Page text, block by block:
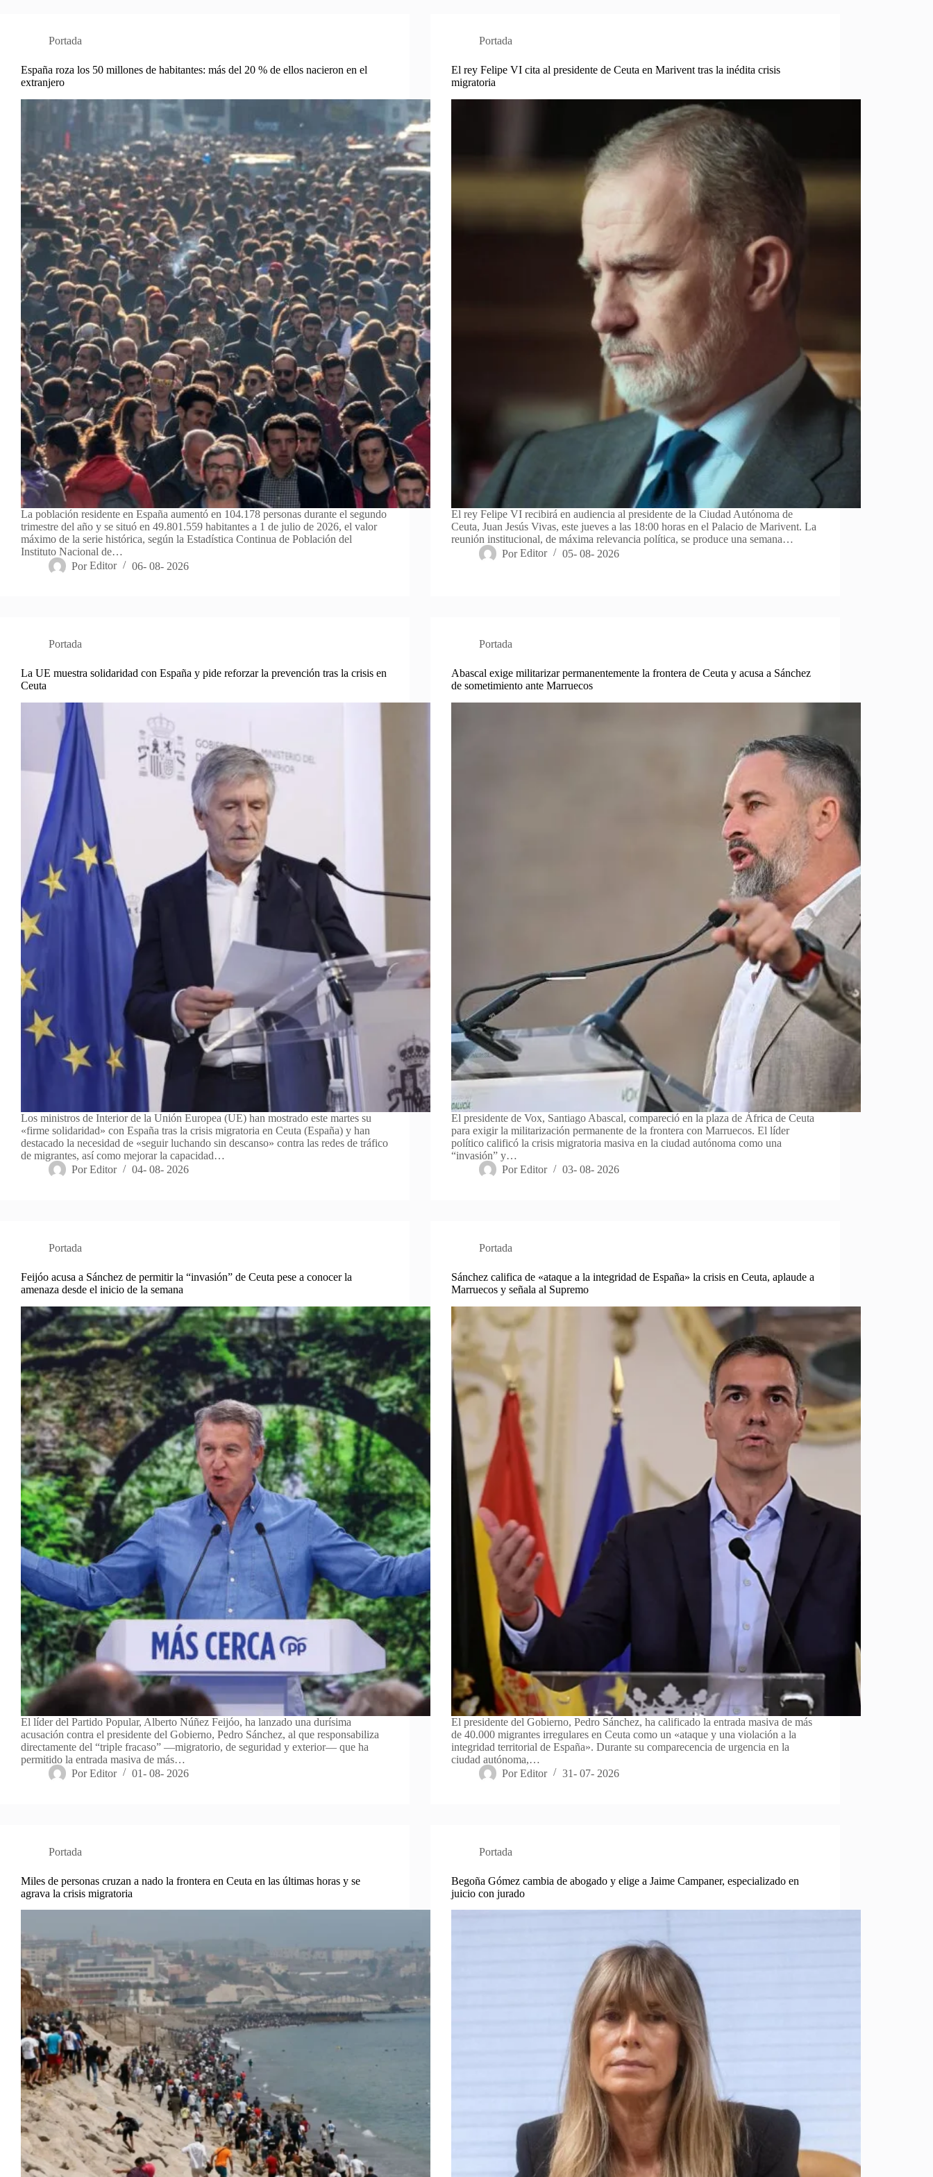
Portada
España roza los 50 millones de habitantes: más del 20 % de ellos nacieron en el
extranjero
La población residente en España aumentó en 104.178 personas durante el segundo
trimestre del año y se situó en 49.801.559 habitantes a 1 de julio de 2026, el valor
máximo de la serie histórica, según la Estadística Continua de Población del
Instituto Nacional de…
Por Editor 06- 08- 2026
Portada
El rey Felipe VI cita al presidente de Ceuta en Marivent tras la inédita crisis
migratoria
El rey Felipe VI recibirá en audiencia al presidente de la Ciudad Autónoma de
Ceuta, Juan Jesús Vivas, este jueves a las 18:00 horas en el Palacio de Marivent. La
reunión institucional, de máxima relevancia política, se produce una semana…
Por Editor 05- 08- 2026
Portada
La UE muestra solidaridad con España y pide reforzar la prevención tras la crisis en
Ceuta
Los ministros de Interior de la Unión Europea (UE) han mostrado este martes su
«firme solidaridad» con España tras la crisis migratoria en Ceuta (España) y han
destacado la necesidad de «seguir luchando sin descanso» contra las redes de tráfico
de migrantes, así como mejorar la capacidad…
Por Editor 04- 08- 2026
Portada
Abascal exige militarizar permanentemente la frontera de Ceuta y acusa a Sánchez
de sometimiento ante Marruecos
El presidente de Vox, Santiago Abascal, compareció en la plaza de África de Ceuta
para exigir la militarización permanente de la frontera con Marruecos. El líder
político calificó la crisis migratoria masiva en la ciudad autónoma como una
“invasión” y…
Por Editor 03- 08- 2026
Portada
Feijóo acusa a Sánchez de permitir la “invasión” de Ceuta pese a conocer la
amenaza desde el inicio de la semana
El líder del Partido Popular, Alberto Núñez Feijóo, ha lanzado una durísima
acusación contra el presidente del Gobierno, Pedro Sánchez, al que responsabiliza
directamente del “triple fracaso” —migratorio, de seguridad y exterior— que ha
permitido la entrada masiva de más…
Por Editor 01- 08- 2026
Portada
Sánchez califica de «ataque a la integridad de España» la crisis en Ceuta, aplaude a
Marruecos y señala al Supremo
El presidente del Gobierno, Pedro Sánchez, ha calificado la entrada masiva de más
de 40.000 migrantes irregulares en Ceuta como un «ataque y una violación a la
integridad territorial de España». Durante su comparecencia de urgencia en la
ciudad autónoma,…
Por Editor 31- 07- 2026
Portada
Miles de personas cruzan a nado la frontera en Ceuta en las últimas horas y se
agrava la crisis migratoria
Portada
Begoña Gómez cambia de abogado y elige a Jaime Campaner, especializado en
juicio con jurado